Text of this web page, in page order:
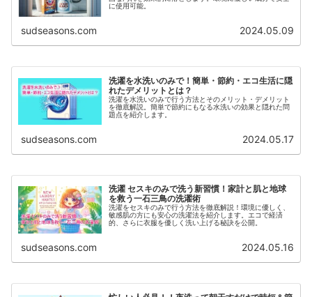
に使用可能。
sudseasons.com 2024.05.09
洗濯を水洗いのみで！簡単・節約・エコ生活に隠
れたデメリットとは？
洗濯を水洗いのみで行う方法とそのメリット・デメリット
を徹底解説。簡単で節約にもなる水洗いの効果と隠れた問
題点を紹介します。
sudseasons.com 2024.05.17
洗濯 セスキのみで洗う新習慣！家計と肌と地球
を救う一石三鳥の洗濯術
洗濯をセスキのみで行う方法を徹底解説！環境に優しく、
敏感肌の方にも安心の洗濯法を紹介します。エコで経済
的、さらに衣服を優しく洗い上げる秘訣を公開。
sudseasons.com 2024.05.16